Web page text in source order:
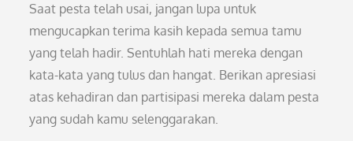
Saat pesta telah usai, jangan lupa untuk
mengucapkan terima kasih kepada semua tamu
yang telah hadir. Sentuhlah hati mereka dengan
kata-kata yang tulus dan hangat. Berikan apresiasi
atas kehadiran dan partisipasi mereka dalam pesta
yang sudah kamu selenggarakan.